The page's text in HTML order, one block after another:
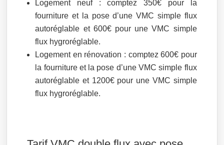
Logement neuf : comptez 350€ pour la
fourniture et la pose d’une VMC simple flux
autoréglable et 600€ pour une VMC simple
flux hygroréglable.
Logement en rénovation : comptez 600€ pour
la fourniture et la pose d’une VMC simple flux
autoréglable et 1200€ pour une VMC simple
flux hygroréglable.